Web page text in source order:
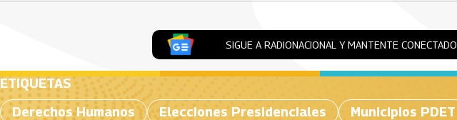
SIGUE A RADIONACIONAL Y MANTENTE CONECTADO
ETIQUETAS
Derechos Humanos
Elecciones Presidenciales Municipios PDET